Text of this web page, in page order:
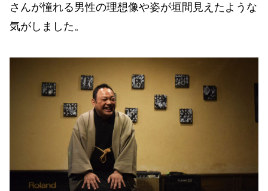
さんが憧れる男性の理想像や姿が垣間見えたような
気がしました。